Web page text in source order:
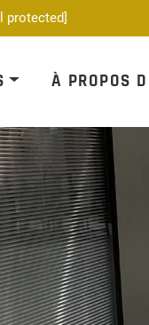
protected]
À PROPOS